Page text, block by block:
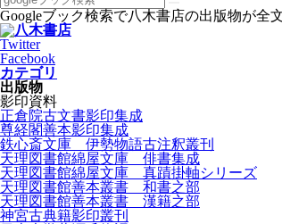
Googleブック検索で八木書店の出版物が全
Twitter
Facebook
カテゴリ
出版物
影印資料
正倉院古文書影印集成
尊経閣善本影印集成
鉄心斎文庫 伊勢物語古注釈叢刊
天理図書館綿屋文庫 俳書集成
天理図書館綿屋文庫 真蹟掛軸シリーズ
天理図書館善本叢書 和書之部
天理図書館善本叢書 漢籍之部
神宮古典籍影印叢刊